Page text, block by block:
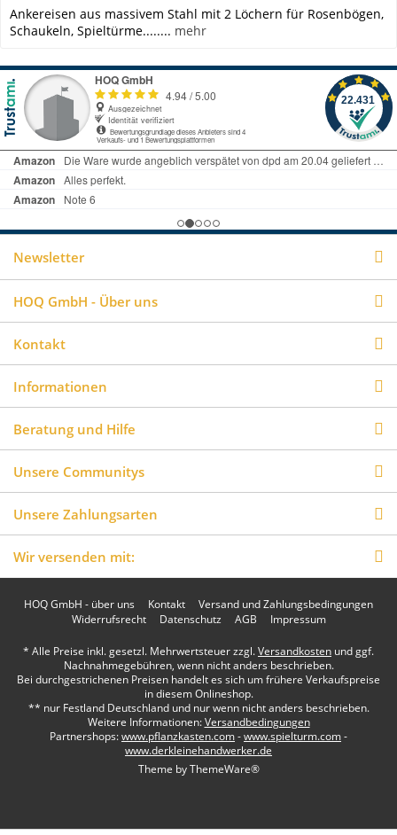
Ankereisen aus massivem Stahl mit 2 Löchern für Rosenbögen,
Schaukeln, Spieltürme........ mehr
Newsletter
HOQ GmbH - Über uns
Kontakt
Informationen
Beratung und Hilfe
Unsere Communitys
Unsere Zahlungsarten
Wir versenden mit:
HOQ GmbH - über uns Kontakt
Versand und Zahlungsbedingungen
Widerrufsrecht
Datenschutz AGB Impressum
* Alle Preise inkl. gesetzl. Mehrwertsteuer zzgl.Versandkosten und ggf.
Nachnahmegebühren, wenn nicht anders beschrieben.
Bei durchgestrichenen Preisen handelt es sich um frühere Verkaufspreise
in diesem Onlineshop.
** nur Festland Deutschland und nur wenn nicht anders beschrieben.
Weitere Informationen:Versandbedingungen
Partnershops:www.pflanzkasten.com-www.spielturm.com-
www.derkleinehandwerker.de
Theme byThemeWare®